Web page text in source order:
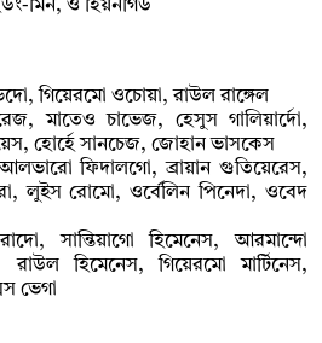
মিন, ও হিয়নগিউ
গিয়েরমো ওচোয়া, রাউল রাঙ্গেল
মাতেও চাভেজ, হেসুস গালিয়ার্দো,
হোর্হে সানচেজ, জোহান ভাসকেস
ফিদালগো, ব্রায়ান গুতিয়েরেস,
লুইস রোমো, ওর্বেলিন পিনেদা, ওবেদ
সান্তিয়াগো হিমেনেস, আরমান্দো
রাউল হিমেনেস, গিয়েরমো মার্টিনেস,
ভেগা